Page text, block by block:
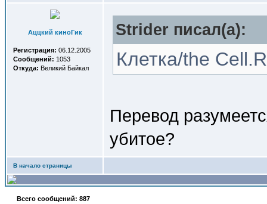
Аццкий киноГик
Регистрация: 06.12.2005
Сообщений: 1053
Откуда: Великий Байкал
Strider писал(a):
Клетка/the
Перевод
убитое?
В начало страницы
Всего сообщений: 887